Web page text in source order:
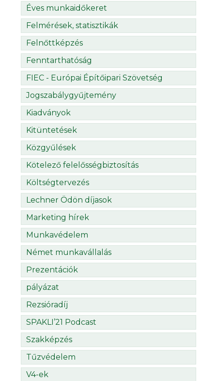
Éves munkaidőkeret
Felmérések, statisztikák
Felnőttképzés
Fenntarthatóság
FIEC - Európai Építőipari Szövetség
Jogszabálygyűjtemény
Kiadványok
Kitüntetések
Közgyűlések
Kötelező felelősségbiztosítás
Költségtervezés
Lechner Ödön díjasok
Marketing hírek
Munkavédelem
Német munkavállalás
Prezentációk
pályázat
Rezsióradíj
SPAKLI’21 Podcast
Szakképzés
Tűzvédelem
V4-ek